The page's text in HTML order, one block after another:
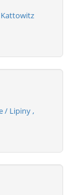
Kattowitz
/ Lipiny ,